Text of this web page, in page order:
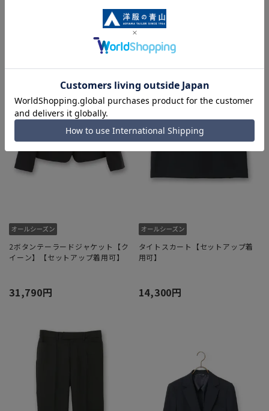
2ボタンテーラードジャケット【ク
イーン】【セットアップ着用可】
31,790円
タイトスカート【セットアップ着
用可】
14,300円